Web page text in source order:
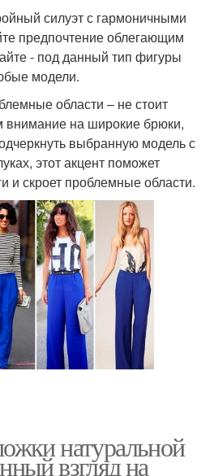
силуэт с гармоничными
предпочтение облегающим
- под данный тип фигуры
модели.
области – не стоит
внимание на широкие брюки,
выбранную модель с
этот акцент поможет
и скроет проблемные области.
натуральной
взгляд на